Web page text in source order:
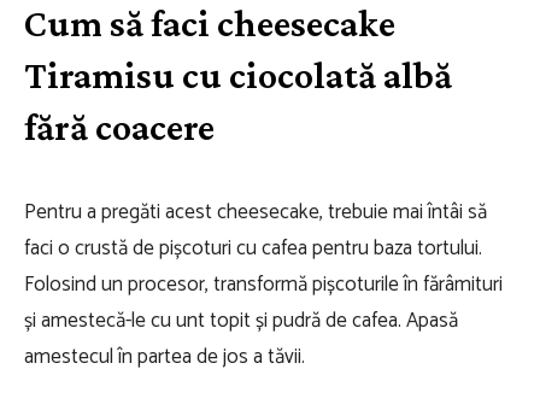
Cum să faci cheesecake
Tiramisu cu ciocolată albă
fără coacere
Pentru a pregăti acest cheesecake, trebuie mai întâi să
faci o crustă de pișcoturi cu cafea pentru baza tortului.
Folosind un procesor, transformă pișcoturile în fărâmituri
și amestecă-le cu unt topit și pudră de cafea. Apasă
amestecul în partea de jos a tăvii.